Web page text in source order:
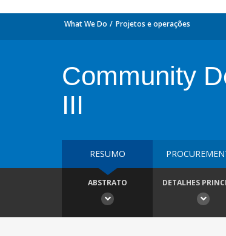
What We Do Projetos e operações
Community
III
RESUMO
ABSTRATO DETALHES